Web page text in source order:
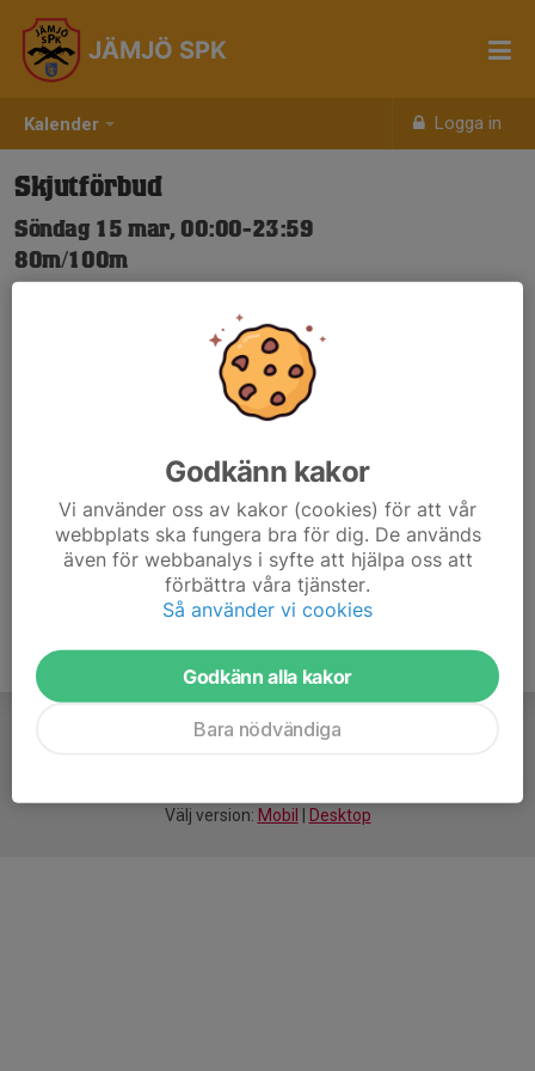
Kalender Logga in
JÄMJÖ SPK
Skjutförbud
Söndag 15 mar, 00:00-23:59
80m/100m
Nya Skjuttider-igen.pdf
Välj version: Mobil Desktop
Godkänn kakor
Vi använder oss av kakor (cookies) för att vår
webbplats ska fungera bra för dig. De används
även för webbanalys i syfte att hjälpa oss att
förbättra våra tjänster.
Så använder vi cookies
Godkänn alla kakor
Bara nödvändiga